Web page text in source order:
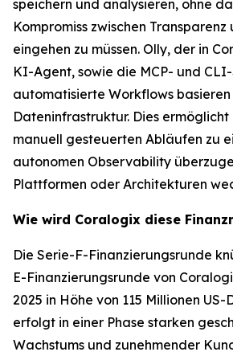
speichern und analysieren, ohne
Kompromiss zwischen Transparenz
eingehen zu müssen. Olly, der in
KI-Agent, sowie die MCP- und
automatisierte Workflows
Dateninfrastruktur. Dies ermöglicht
manuell gesteuerten Abläufen zu
autonomen Observability
Plattformen oder Architekturen
Wie wird Coralogix diese
Die Serie-F-Finanzierungsrunde
E-Finanzierungsrunde von
2025 in Höhe von 115 Millionen
erfolgt in einer Phase starken
Wachstums und zunehmender